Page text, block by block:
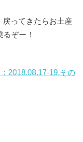
ってきたらお土産
ぞー！
2018.08.17-19.その